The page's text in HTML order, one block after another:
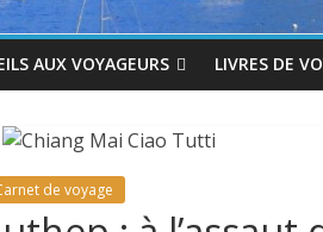
AUX VOYAGEURS LIVRES DE
de voyage